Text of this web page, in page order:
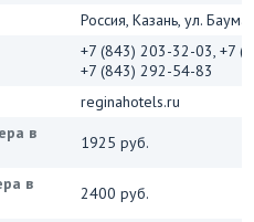
Россия, Казань, ул.
+7 (843) 203-32-03, +7
+7 (843) 292-54-83
reginahotels.ru
в
1925 руб.
в
2400 руб.